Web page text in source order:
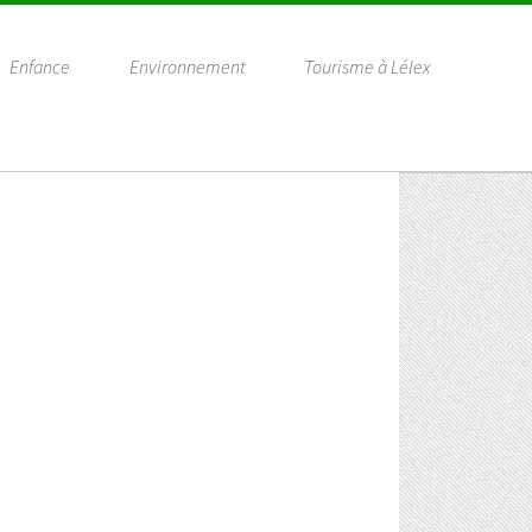
Enfance Environnement Tourisme à Lélex